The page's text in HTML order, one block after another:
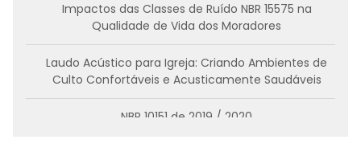
Impactos das Classes de Ruído NBR 15575 na
Qualidade de Vida dos Moradores
Laudo Acústico para Igreja: Criando Ambientes de
Culto Confortáveis e Acusticamente Saudáveis
NBR 10151 de 2019 / 2020